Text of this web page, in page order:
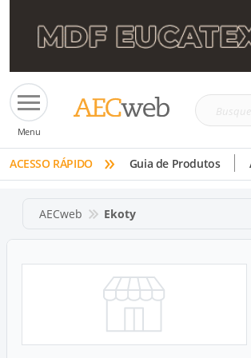
Menu
Busque
tinta,
etc
ACESSO RÁPIDO » Guia de Produtos
AECweb Ekoty